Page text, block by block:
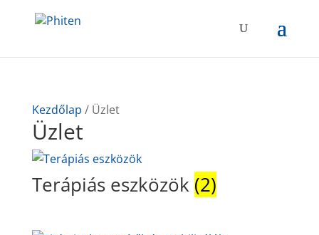
Kezdőlap / Üzlet
Üzlet
Terápiás eszközök (2)